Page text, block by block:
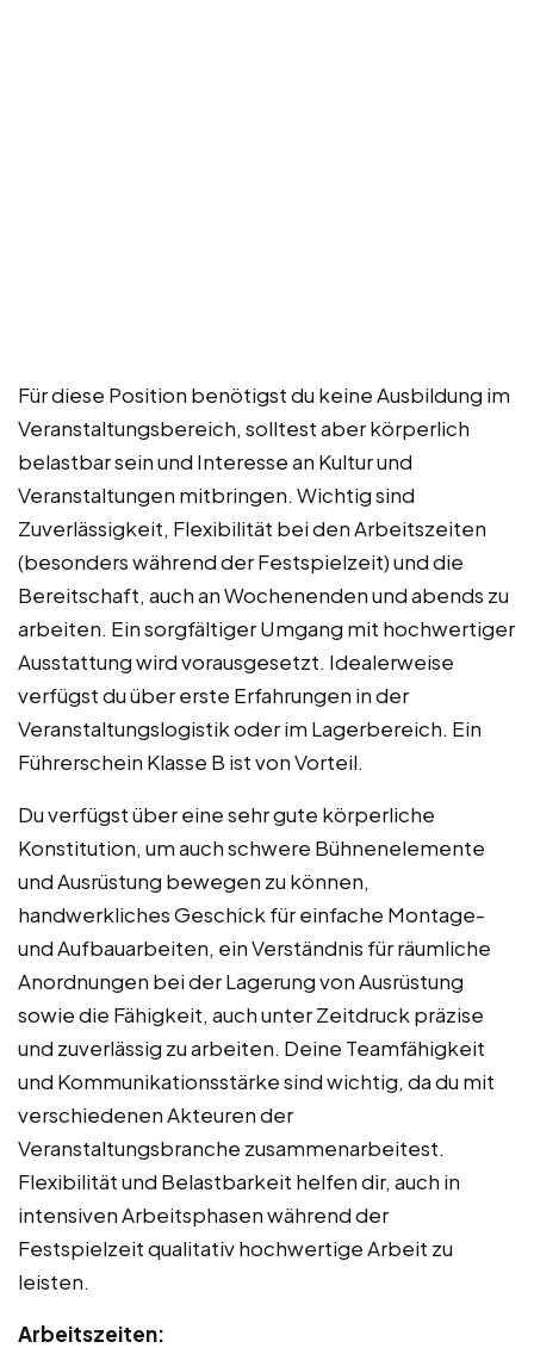
Für diese Position benötigst du keine Ausbildung im
Veranstaltungsbereich, solltest aber körperlich
belastbar sein und Interesse an Kultur und
Veranstaltungen mitbringen. Wichtig sind
Zuverlässigkeit, Flexibilität bei den Arbeitszeiten
(besonders während der Festspielzeit) und die
Bereitschaft, auch an Wochenenden und abends zu
arbeiten. Ein sorgfältiger Umgang mit hochwertiger
Ausstattung wird vorausgesetzt. Idealerweise
verfügst du über erste Erfahrungen in der
Veranstaltungslogistik oder im Lagerbereich. Ein
Führerschein Klasse B ist von Vorteil.
Du verfügst über eine sehr gute körperliche
Konstitution, um auch schwere Bühnenelemente
und Ausrüstung bewegen zu können,
handwerkliches Geschick für einfache Montage-
und Aufbauarbeiten, ein Verständnis für räumliche
Anordnungen bei der Lagerung von Ausrüstung
sowie die Fähigkeit, auch unter Zeitdruck präzise
und zuverlässig zu arbeiten. Deine Teamfähigkeit
und Kommunikationsstärke sind wichtig, da du mit
verschiedenen Akteuren der
Veranstaltungsbranche zusammenarbeitest.
Flexibilität und Belastbarkeit helfen dir, auch in
intensiven Arbeitsphasen während der
Festspielzeit qualitativ hochwertige Arbeit zu
leisten.
Arbeitszeiten: